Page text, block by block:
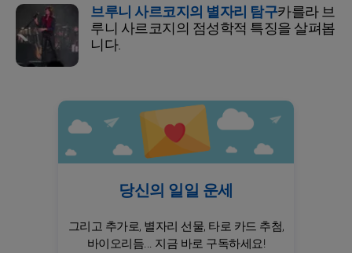
브루니 사르코지의 별자리 탐구카를라 브
루니 사르코지의 점성학적 특징을 살펴봅
니다.
당신의 일일 운세
그리고 추가로, 별자리 선물, 타로 카드 추첨,
바이오리듬... 지금 바로 구독하세요!